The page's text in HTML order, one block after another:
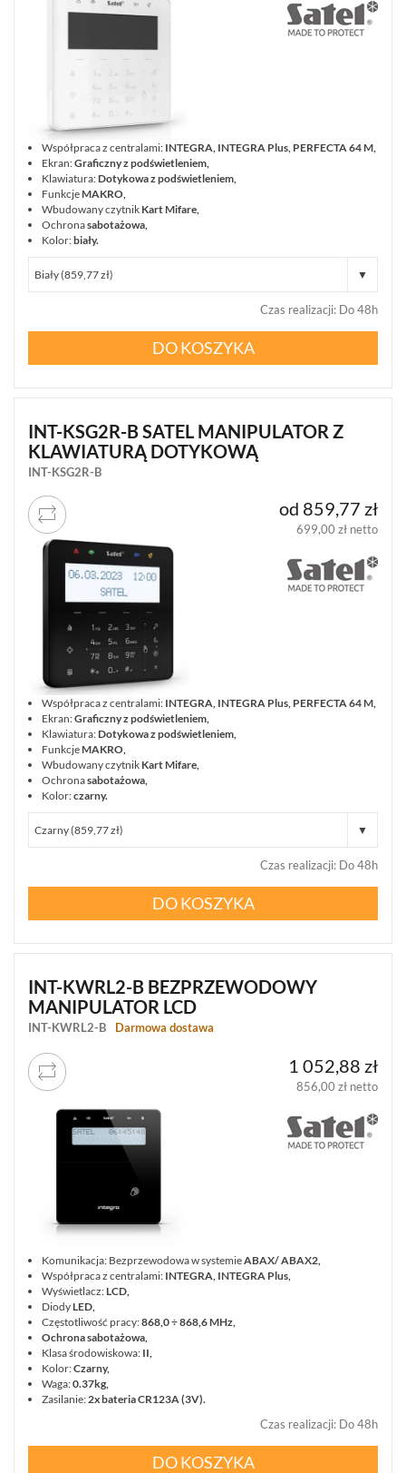
Współpraca z centralami: INTEGRA, INTEGRA Plus, PERFECTA 64 M,
Ekran:Graficzny z podświetleniem,
Klawiatura:Dotykowa z podświetleniem,
FunkcjeMAKRO,
Wbudowany czytnik Kart Mifare,
Ochronasabotażowa,
Kolor:biały.
Czas realizacji: Do 48h
DO KOSZYKA
INT-KSG2R-B SATEL MANIPULATOR Z
KLAWIATURĄ DOTYKOWĄ
INT-KSG2R-B
od 859,77 zł
699,00 zł netto
Współpraca z centralami: INTEGRA, INTEGRA Plus, PERFECTA 64 M,
Ekran:Graficzny z podświetleniem,
Klawiatura:Dotykowa z podświetleniem,
FunkcjeMAKRO,
Wbudowany czytnik Kart Mifare,
Ochronasabotażowa,
Kolor:czarny.
Czas realizacji: Do 48h
DO KOSZYKA
INT-KWRL2-B BEZPRZEWODOWY
MANIPULATOR LCD
INT-KWRL2-B Darmowa dostawa
1 052,88 zł
856,00 zł netto
Komunikacja: Bezprzewodowa w systemieABAX/ ABAX2,
Współpraca z centralami: INTEGRA, INTEGRA Plus,
Wyświetlacz:LCD,
DiodyLED,
Częstotliwość pracy:868,0 ÷ 868,6 MHz,
Ochrona sabotażowa,
Klasa środowiskowa: II,
Kolor:Czarny,
Waga:0.37kg,
Zasilanie:2x bateria CR123A (3V).
Czas realizacji: Do 48h
DO KOSZYKA